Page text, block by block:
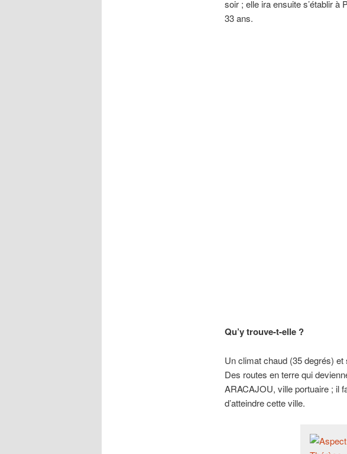
soir ; elle ira ensuite s’établir à
33 ans.
Qu’y trouve-t-elle ?
Un climat chaud (35 degrés)
Des routes en terre qui
ARACAJOU, ville portuaire ; il
d’atteindre cette ville.